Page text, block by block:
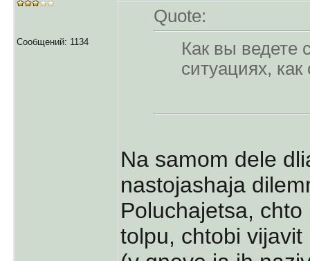
Сообщений: 1134
Quote:
Как вы ведете
ситуациях,
Na samom dele
nastojashaja
Poluchajetsa,
tolpu, chtobi